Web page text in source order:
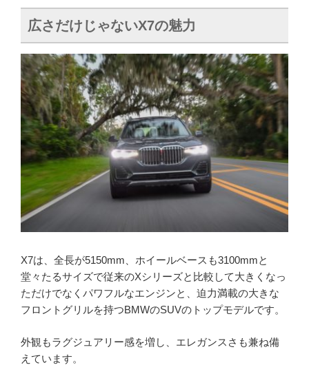
広さだけじゃないX7の魅力
X7は、全長が5150mm、ホイールベースも3100mmと
堂々たるサイズで従来のXシリーズと比較して大きくなっ
ただけでなくパワフルなエンジンと、迫力満載の大きな
フロントグリルを持つBMWのSUVのトップモデルです。
外観もラグジュアリー感を増し、エレガンスさも兼ね備
えています。